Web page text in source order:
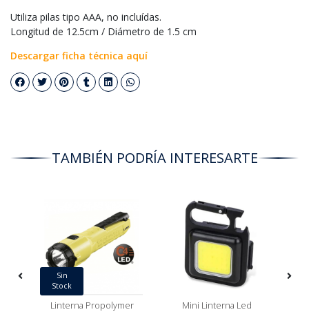
Utiliza pilas tipo AAA, no incluídas.
Longitud de 12.5cm / Diámetro de 1.5 cm
Descargar ficha técnica aquí
TAMBIÉN PODRÍA INTERESARTE
Sin
Stock
Linterna Propolymer Mini Linterna Led